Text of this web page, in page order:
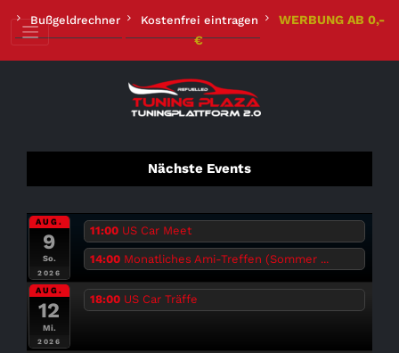
Inhalt
springen
Bußgeldrechner Kostenfrei eintragen
WERBUNG AB 0,-
€
Nächste Events
AUG.
9
So.
2026
11:00 US Car Meet
14:00 Monatliches Ami-Treffen (Sommer ...
AUG.
12
Mi.
2026
18:00 US Car Träffe